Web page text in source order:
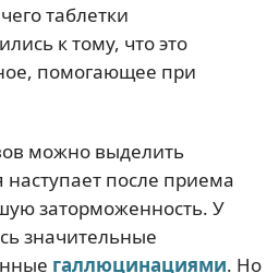
таблетки
к тому, что это
помогающее при
можно выделить
наступает после приема
заторможенность. У
значительные
галлюцинациями. Но